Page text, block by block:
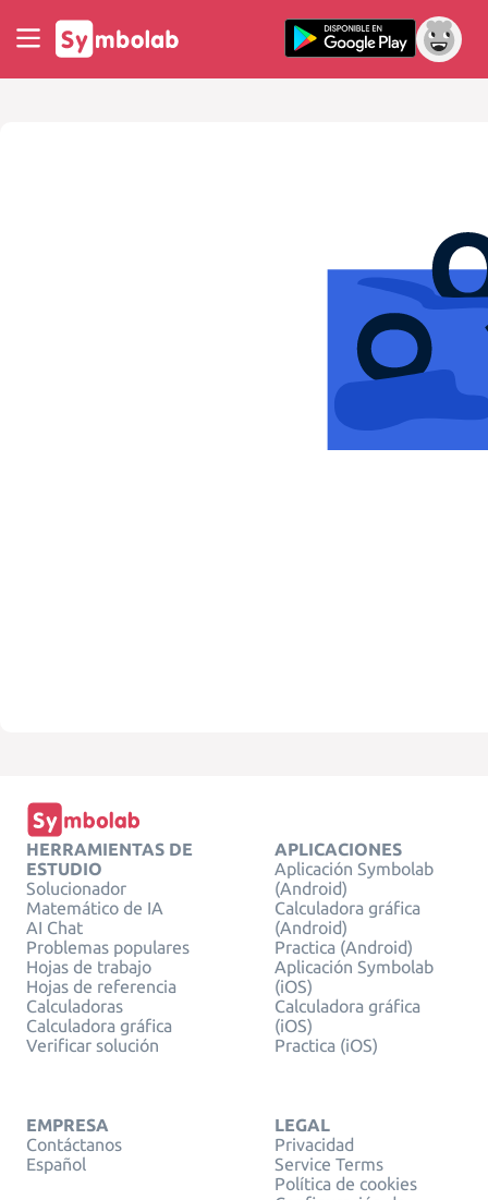
HERRAMIENTAS DE
ESTUDIO
Solucionador
Matemático de IA
AI Chat
Problemas populares
Hojas de trabajo
Hojas de referencia
Calculadoras
Calculadora gráfica
Verificar solución
APLICACIONES
Aplicación Symbolab
(Android)
Calculadora gráfica
(Android)
Practica (Android)
Aplicación Symbolab
(iOS)
Calculadora gráfica
(iOS)
Practica (iOS)
EMPRESA
Contáctanos
Español
LEGAL
Privacidad
Service Terms
Política de cookies